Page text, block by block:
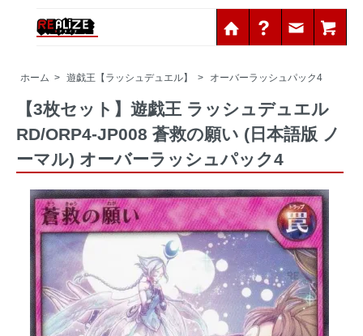
ホーム > 遊戯王【ラッシュデュエル】 > オーバーラッシュパック4
【3枚セット】遊戯王 ラッシュデュエル
RD/ORP4-JP008 蒼救の願い (日本語版 ノ
ーマル) オーバーラッシュパック4